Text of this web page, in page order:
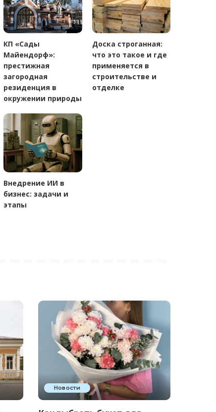
КП «Сады
Майендорф»:
престижная
загородная
резиденция в
окружении природы
Доска строганная:
что это такое и где
применяется в
строительстве и
отделке
Внедрение ИИ в
бизнес: задачи и
этапы
Новости